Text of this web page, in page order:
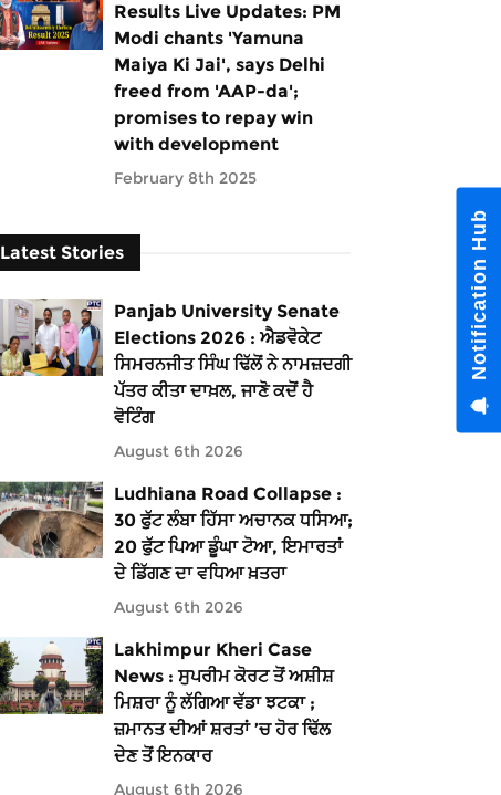
Results Live Updates: PM
Modi chants 'Yamuna
Maiya Ki Jai', says Delhi
freed from 'AAP-da';
promises to repay win
with development
February 8th 2025
Latest Stories
Panjab University Senate
Elections 2026 : ਐਡਵੋਕੇਟ
ਸਿਮਰਨਜੀਤ ਸਿੰਘ ਢਿੱਲੋਂ ਨੇ ਨਾਮਜ਼ਦਗੀ
ਪੱਤਰ ਕੀਤਾ ਦਾਖ਼ਲ, ਜਾਣੋ ਕਦੋਂ ਹੈ
ਵੋਟਿੰਗ
August 6th 2026
Ludhiana Road Collapse :
30 ਫੁੱਟ ਲੰਬਾ ਹਿੱਸਾ ਅਚਾਨਕ ਧਸਿਆ;
20 ਫੁੱਟ ਪਿਆ ਡੂੰਘਾ ਟੋਆ, ਇਮਾਰਤਾਂ
ਦੇ ਡਿੱਗਣ ਦਾ ਵਧਿਆ ਖ਼ਤਰਾ
August 6th 2026
Lakhimpur Kheri Case
News : ਸੁਪਰੀਮ ਕੋਰਟ ਤੋਂ ਅਸ਼ੀਸ਼
ਮਿਸ਼ਰਾ ਨੂੰ ਲੱਗਿਆ ਵੱਡਾ ਝਟਕਾ ;
ਜ਼ਮਾਨਤ ਦੀਆਂ ਸ਼ਰਤਾਂ ’ਚ ਹੋਰ ਢਿੱਲ
ਦੇਣ ਤੋਂ ਇਨਕਾਰ
August 6th 2026
Notification Hub